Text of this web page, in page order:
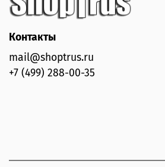
Контакты
mail@shoptrus.ru
+7 (499) 288-00-35